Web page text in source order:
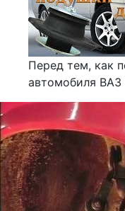
Перед тем, как
автомобиля ВАЗ